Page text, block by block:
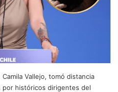
Vallejo, tomó distancia
por históricos dirigentes del